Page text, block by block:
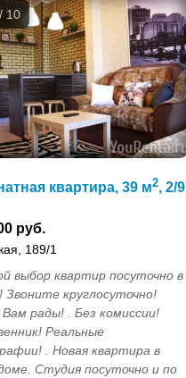
/ 10
квартира, 39 м2, 2/9
руб.
189/1
выбор квартир посуточно в
Звоните круглосуточно!
Вам рады! . Без комиссии!
Реальные
. Новая квартира в
Студия посуточно и по